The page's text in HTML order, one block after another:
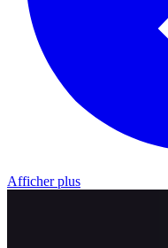
Afficher plus